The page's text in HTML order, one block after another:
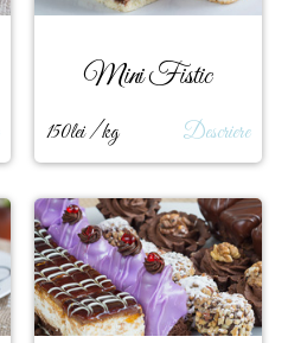
Mini Fistic
150lei / kg Descriere